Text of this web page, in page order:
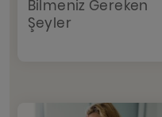
Bilmeniz Gereken
Şeyler